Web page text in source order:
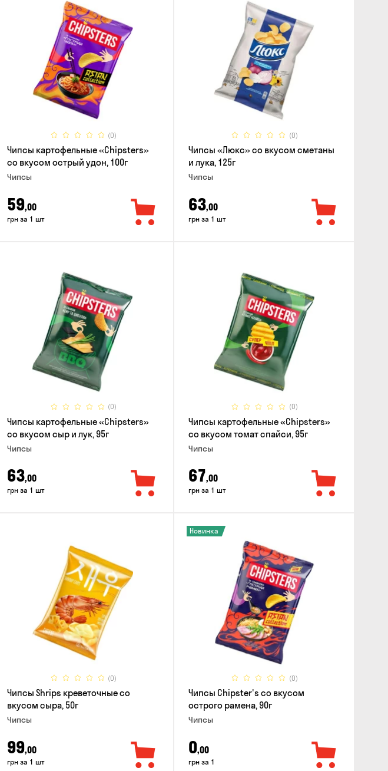
(0)
Чипсы картофельные «Chipsters»
со вкусом острый удон, 100г
Чипсы
59,00
грн за 1 шт
(0)
Чипсы «Люкс» со вкусом сметаны
и лука, 125г
Чипсы
63,00
грн за 1 шт
(0)
Чипсы картофельные «Chipsters»
со вкусом сыр и лук, 95г
Чипсы
63,00
грн за 1 шт
(0)
Чипсы картофельные «Chipsters»
со вкусом томат спайси, 95г
Чипсы
67,00
грн за 1 шт
(0)
Чипсы Shrips креветочные со
вкусом сыра, 50г
Чипсы
99,00
грн за 1 шт
(0)
Новинка
Чипсы Chipster's со вкусом
острого рамена, 90г
Чипсы
0,00
грн за 1